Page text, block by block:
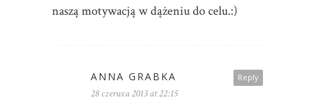
naszą motywacją w dążeniu do celu.:)
Reply
ANNA GRABKA
28 czerwca 2013 at 22:15